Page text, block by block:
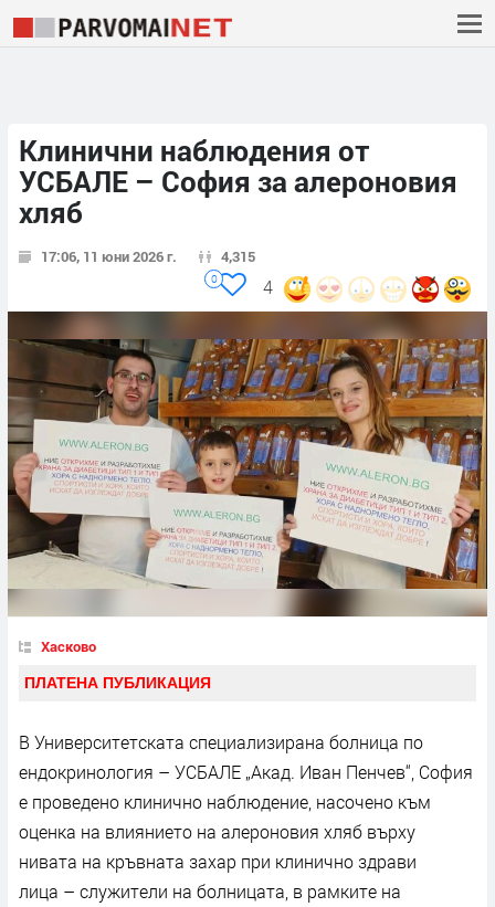
Клинични наблюдения от
УСБАЛЕ – София за алероновия
хляб
17:06, 11 юни 2026 г. 4,315
4
0
Хасково
ПЛАТЕНА ПУБЛИКАЦИЯ
В Университетската специализирана болница по
ендокринология – УСБАЛЕ „Акад. Иван Пенчев“, София
е проведено клинично наблюдение, насочено към
оценка на влиянието на алероновия хляб върху
нивата на кръвната захар при клинично здрави
лица – служители на болницата, в рамките на